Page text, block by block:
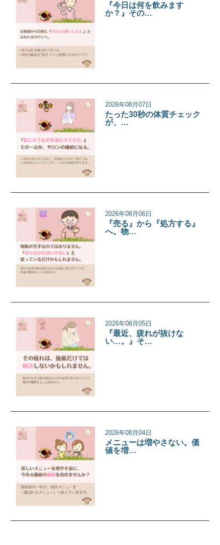
『今日は何を飲みます
か？』その…
2026年08月07日
たった30秒の体質チェック
が、…
2026年08月06日
『売る』から『処方する』
へ。物…
2026年08月05日
『最近、疲れが抜けな
い…。』そ…
2026年08月04日
メニューは増やさない。価
値を増…